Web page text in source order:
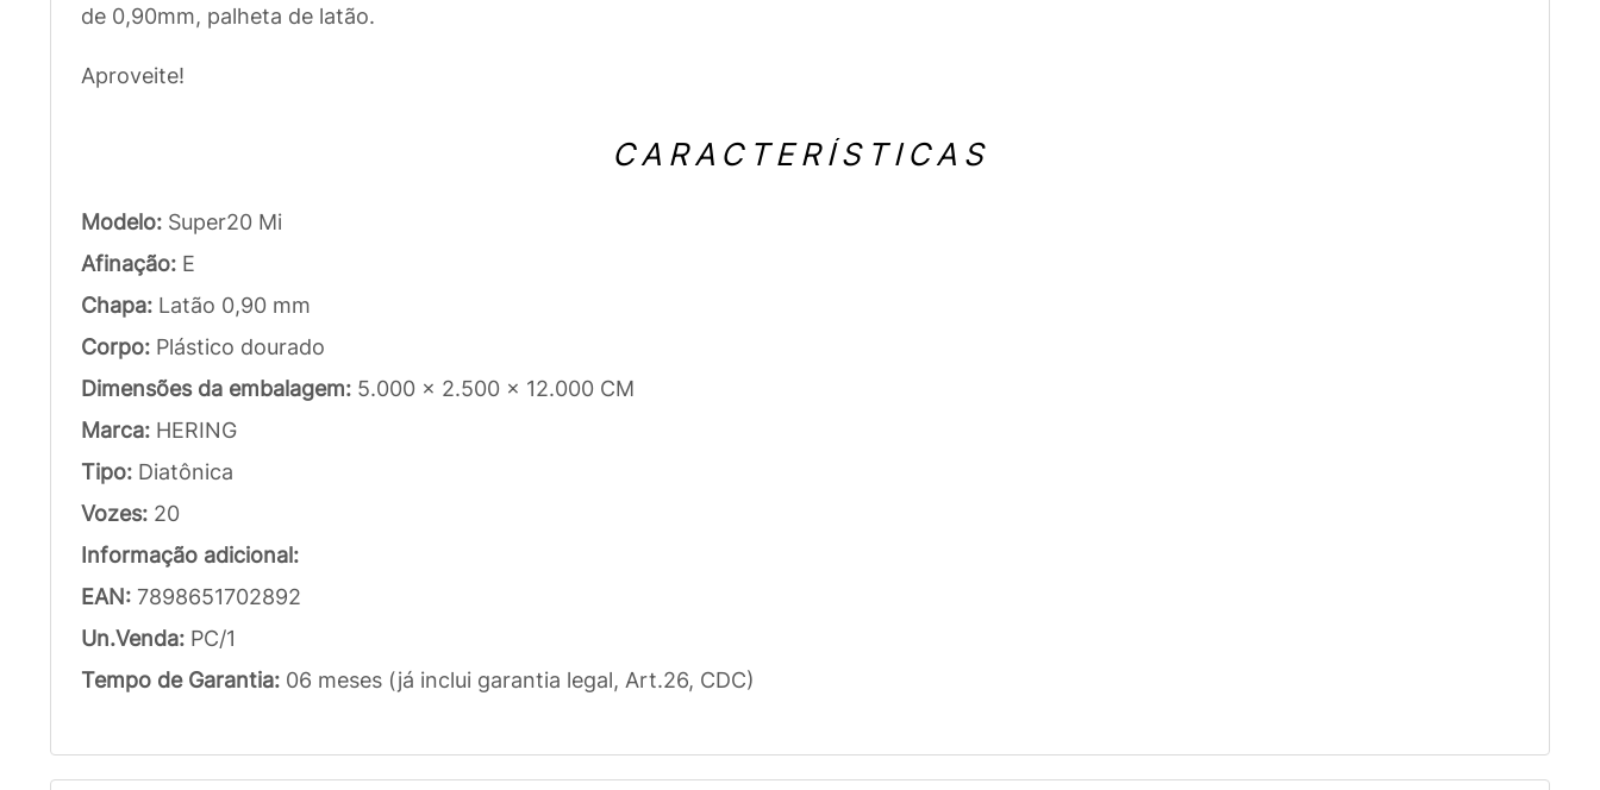
de 0,90mm, palheta de latão.
Aproveite!
CARACTERÍSTICAS
Modelo: Super20 Mi
Afinação: E
Chapa: Latão 0,90 mm
Corpo: Plástico dourado
Dimensões da embalagem: 5.000 x 2.500 x 12.000 CM
Marca: HERING
Tipo: Diatônica
Vozes: 20
Informação adicional:
EAN: 7898651702892
Un.Venda: PC/1
Tempo de Garantia: 06 meses (já inclui garantia legal, Art.26, CDC)